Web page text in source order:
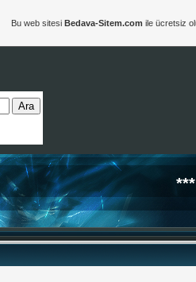
Bu web sitesi Bedava-Sitem.com ile ücretsiz